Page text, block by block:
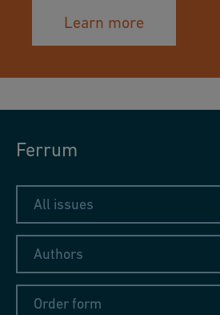
Learn more
Ferrum
All issues
Authors
Order form